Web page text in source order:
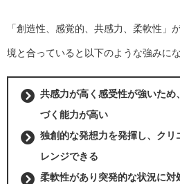
「創造性、感覚的、共感力、柔軟性」
境と合っていると以下のような強みにな
共感力が高く感受性が強いた
づく能力が高い
独創的な発想力を発揮し、クリ
レンジできる
柔軟性があり突発的な状況に対